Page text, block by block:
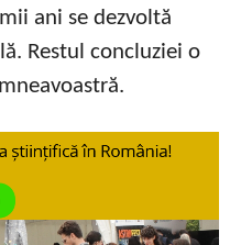
ani se dezvoltă
Restul concluziei o